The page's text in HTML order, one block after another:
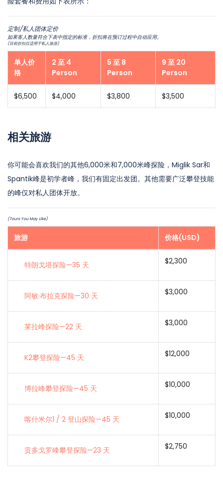
定制/私人团体定价
如果客人数量符合下表中指定的标准，折扣将在预订过程中自动应用。
(目前折扣仅适用于私人旅游)
单人价
格
2 至 4
Person
5 至 8
Person
9 至 20
Person
$6,500 $4,000 $3,800 $3,500
相关旅游
你可能会喜欢我们的其他6,000米和7,000米峰探险，Miglik Sar和
Spantik峰是初学者峰，我们有固定出发团。其他需要广泛攀登技能
的峰仅对私人团体开放。
(Tours You May Like)
旅游 价格(USD)
特朗戈塔探险—35 天 $2,300
阿敏·布拉克探险—30 天 $3,000
莱拉峰探险—22 天 $3,000
K2攀登探险—45 天 $12,000
博拉峰攀登探险—45 天 $10,000
喀什米尔1 / 2 登山探险—45 天 $10,000
贡多戈罗峰攀登探险—23 天 $2,750